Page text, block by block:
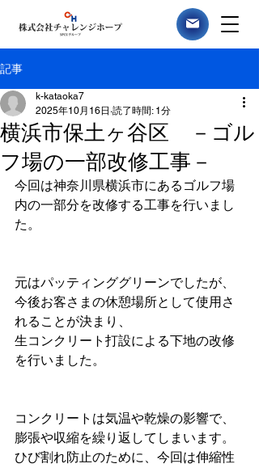
記事
横浜市保土ヶ谷区 －ゴル
フ場の一部改修工事－
k-kataoka7
2025年10月16日 読了時間: 1分
今回は神奈川県横浜市にあるゴルフ場
内の一部分を改修する工事を行いまし
た。
元はパッティンググリーンでしたが、
今後お客さまの休憩場所として使用さ
れることが決まり、
生コンクリート打設による下地の改修
を行いました。
コンクリートは気温や乾燥の影響で、
膨張や収縮を繰り返してしまいます。
ひび割れ防止のために、今回は伸縮性